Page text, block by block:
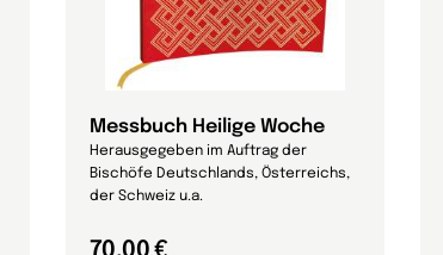
Messbuch Heilige Woche
Herausgegeben im Auftrag der
Bischöfe Deutschlands, Österreichs,
der Schweiz u.a.